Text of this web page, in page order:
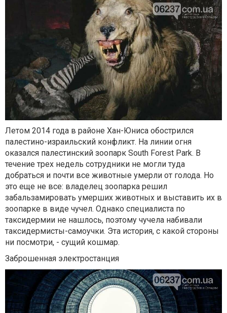
Летом 2014 года в районе Хан-Юниса обострился
палестино-израильский конфликт. На линии огня
оказался палестинский зоопарк South Forest Park. В
течение трех недель сотрудники не могли туда
добраться и почти все животные умерли от голода. Но
это еще не все: владелец зоопарка решил
забальзамировать умерших животных и выставить их в
зоопарке в виде чучел. Однако специалиста по
таксидермии не нашлось, поэтому чучела набивали
таксидермисты-самоучки. Эта история, с какой стороны
ни посмотри, - сущий кошмар.
Заброшенная электростанция